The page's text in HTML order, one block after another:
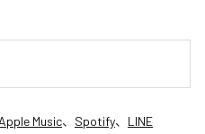
Apple Music、 Spotify、 LINE